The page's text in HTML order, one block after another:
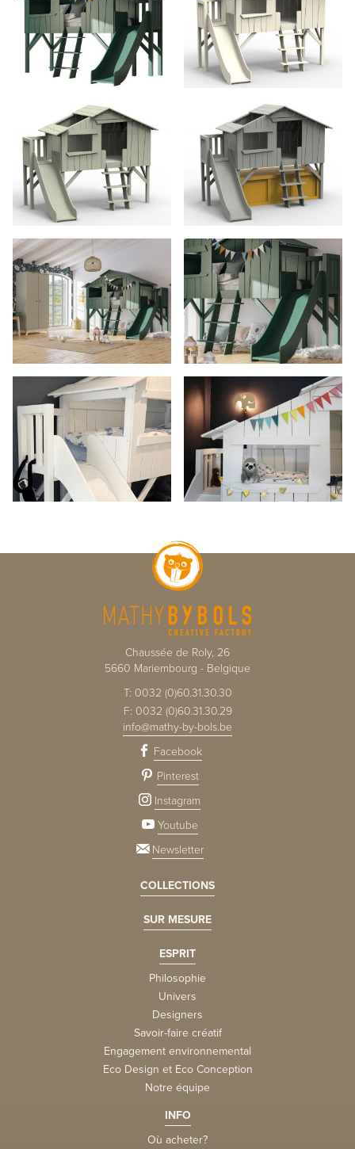
Chaussée de Roly, 26
5660 Mariembourg - Belgique
T: 0032 (0)60.31.30.30
F: 0032 (0)60.31.30.29
info@mathy-by-bols.be
Facebook
Pinterest
Instagram
Youtube
Newsletter
COLLECTIONS
SUR MESURE
ESPRIT
Philosophie
Univers
Designers
Savoir-faire créatif
Engagement environnemental
Eco Design et Eco Conception
Notre équipe
INFO
Où acheter?